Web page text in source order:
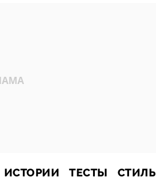
ИСТОРИИ ТЕСТЫ СТИЛЬ